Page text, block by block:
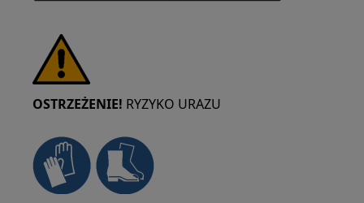
OSTRZEŻENIE! RYZYKO URAZU